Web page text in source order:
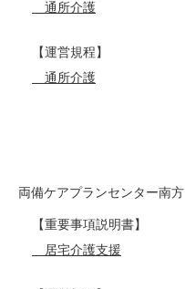
通所介護
【運営規程】
通所介護
両備ケアプランセンター南方
【重要事項説明書】
居宅介護支援